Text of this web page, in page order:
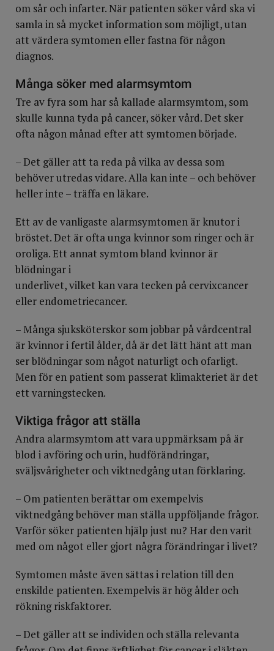
om sår och infarter. När patienten söker vård ska vi
samla in så mycket information som möjligt, utan
att värdera symtomen eller fastna för någon
diagnos.
Många söker med alarmsymtom
Tre av fyra som har så kallade alarmsymtom, som
skulle kunna tyda på cancer, söker vård. Det sker
ofta någon månad efter att symtomen började.
– Det gäller att ta reda på vilka av dessa som
behöver utredas vidare. Alla kan inte – och behöver
heller inte – träffa en läkare.
Ett av de vanligaste alarmsymtomen är knutor i
bröstet. Det är ofta unga kvinnor som ringer och är
oroliga. Ett annat symtom bland kvinnor är
blödningar i
underlivet, vilket kan vara tecken på cervixcancer
eller endometriecancer.
– Många sjuksköterskor som jobbar på vårdcentral
är kvinnor i fertil ålder, då är det lätt hänt att man
ser blödningar som något naturligt och ofarligt.
Men för en patient som passerat klimakteriet är det
ett varningstecken.
Viktiga frågor att ställa
Andra alarmsymtom att vara uppmärksam på är
blod i avföring och urin, hudförändringar,
sväljsvårigheter och viktnedgång utan förklaring.
– Om patienten berättar om exempelvis
viktnedgång behöver man ställa uppföljande frågor.
Varför söker patienten hjälp just nu? Har den varit
med om något eller gjort några förändringar i livet?
Symtomen måste även sättas i relation till den
enskilde patienten. Exempelvis är hög ålder och
rökning riskfaktorer.
– Det gäller att se individen och ställa relevanta